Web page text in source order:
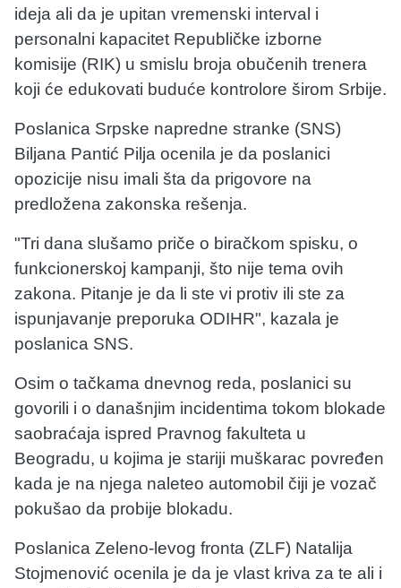
ideja ali da je upitan vremenski interval i
personalni kapacitet Republičke izborne
komisije (RIK) u smislu broja obučenih trenera
koji će edukovati buduće kontrolore širom Srbije.
Poslanica Srpske napredne stranke (SNS)
Biljana Pantić Pilja ocenila je da poslanici
opozicije nisu imali šta da prigovore na
predložena zakonska rešenja.
"Tri dana slušamo priče o biračkom spisku, o
funkcionerskoj kampanji, što nije tema ovih
zakona. Pitanje je da li ste vi protiv ili ste za
ispunjavanje preporuka ODIHR", kazala je
poslanica SNS.
Osim o tačkama dnevnog reda, poslanici su
govorili i o današnjim incidentima tokom blokade
saobraćaja ispred Pravnog fakulteta u
Beogradu, u kojima je stariji muškarac povređen
kada je na njega naleteo automobil čiji je vozač
pokušao da probije blokadu.
Poslanica Zeleno-levog fronta (ZLF) Natalija
Stojmenović ocenila je da je vlast kriva za te ali i